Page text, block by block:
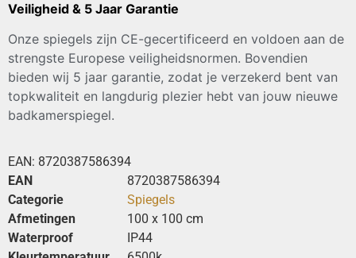
Veiligheid & 5 Jaar Garantie
Onze spiegels zijn CE-gecertificeerd en voldoen aan de
strengste Europese veiligheidsnormen. Bovendien
bieden wij 5 jaar garantie, zodat je verzekerd bent van
topkwaliteit en langdurig plezier hebt van jouw nieuwe
badkamerspiegel.
EAN: 8720387586394
EAN
8720387586394
Categorie
Spiegels
Afmetingen
100 x 100 cm
Waterproof
IP44